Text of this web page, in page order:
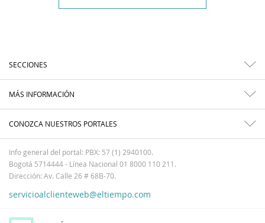
SECCIONES
MÁS INFORMACIÓN
CONOZCA NUESTROS PORTALES
Info general del portal: PBX: 57 (1) 2940100.
Bogotá 5714444 - Línea Nacional 01 8000 110 211.
Dirección: Av. Calle 26 # 68B-70.
servicioalclienteweb@eltiempo.com